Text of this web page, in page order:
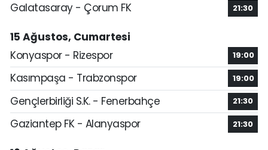
Galatasaray - Çorum FK
21:30
15 Ağustos, Cumartesi
Konyaspor - Rizespor
19:00
Kasımpaşa - Trabzonspor 19:00
Gençlerbirliği S.K. - Fenerbahçe 21:30
Gaziantep FK - Alanyaspor 21:30